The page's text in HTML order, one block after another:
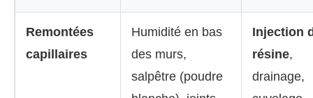
Remontées
capillaires
Humidité en bas
des murs,
salpêtre (poudre
Injection
résine,
drainage,